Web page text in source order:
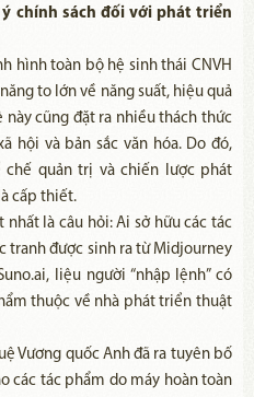
chính sách đối với phát triển
hình toàn bộ hệ sinh thái CNVH
to lớn về năng suất, hiệu quả
này cũng đặt ra nhiều thách thức
hội và bản sắc văn hóa. Do đó,
quản trị và chiến lược phát
cấp thiết.
là câu hỏi: Ai sở hữu các tác
tranh được sinh ra từ Midjourney
liệu người “nhập lệnh” có
thuộc về nhà phát triển thuật
Vương quốc Anh đã ra tuyên bố
các tác phẩm do máy hoàn toàn